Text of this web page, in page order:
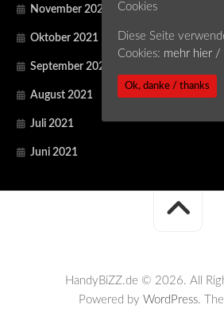
November 2021
Oktober 2021
September 2021
August 2021
Juli 2021
Juni 2021
HandyBiZZ.de © 2026. All
Powered by WordPress.
Cookies
Diese Seite
Cookies: mehr hier /
Ok, danke / thanks